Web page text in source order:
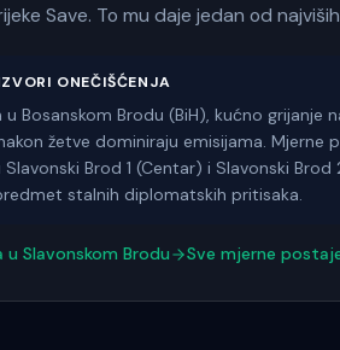
Save. To mu daje jedan od
ONEČIŠĆENJA
u Bosanskom Brodu (BiH), kućno
žetve dominiraju emisijama. Mjerne
Slavonski Brod 1 (Centar) i Slavonski
stalnih diplomatskih pritisaka.
u Slavonskom Brodu Sve mjerne